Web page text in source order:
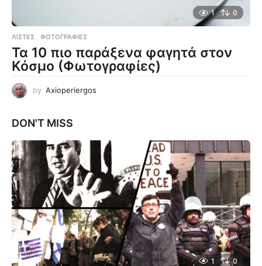
1 0
ΛΊΣΤΕΣ ,ΦΩΤΟΓΡΑΦΊΕΣ
Τα 10 πιο παράξενα φαγητά στον
Κόσμο (Φωτογραφίες)
by Axioperiergos
DON'T MISS
1 0